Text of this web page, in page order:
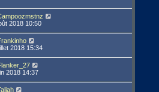
2018 10:50
2018 15:34
2018 14:37